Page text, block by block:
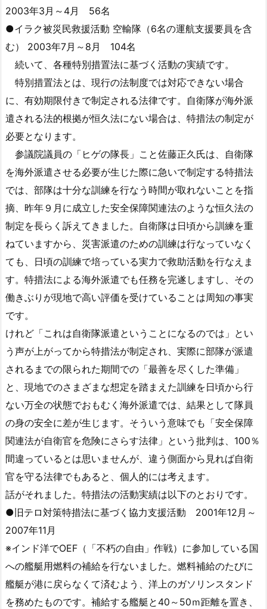
2003年3月～4月 56名
●イラク被災民救援活動 空輸隊（6名の運航支援要員を含
む） 2003年7月～8月 104名
続いて、各種特別措置法に基づく活動の実績です。
特別措置法とは、現行の法制度では対応できない場合
に、有効期限付きで制定される法律です。自衛隊が海外派
遣される法的根拠が恒久法にない場合は、特措法の制定が
必要となります。
参議院議員の「ヒゲの隊長」こと佐藤正久氏は、自衛隊
を海外派遣させる必要が生じた際に急いで制定する特措法
では、部隊は十分な訓練を行なう時間が取れないことを指
摘、昨年９月に成立した安全保障関連法のような恒久法の
制定を長らく訴えてきました。自衛隊は日頃から訓練を重
ねていますから、災害派遣のための訓練は行なっていなく
ても、日頃の訓練で培っている実力で救助活動を行なえま
す。特措法による海外派遣でも任務を完遂しますし、その
働きぶりが現地で高い評価を受けていることは周知の事実
です。
けれど「これは自衛隊派遣ということになるのでは」とい
う声が上がってから特措法が制定され、実際に部隊が派遣
されるまでの限られた期間での「最善を尽くした準備」
と、現地でのさまざまな想定を踏まえた訓練を日頃から行
ない万全の状態でおもむく海外派遣では、結果として隊員
の身の安全に差が生じます。そういう意味でも「安全保障
関連法が自衛官を危険にさらす法律」という批判は、100％
間違っているとは思いませんが、違う側面から見れば自衛
官を守る法律でもあると、個人的には考えます。
話がそれました。特措法の活動実績は以下のとおりです。
●旧テロ対策特措法に基づく協力支援活動 2001年12月～
2007年11月
※インド洋でOEF（「不朽の自由」作戦）に参加している国
への艦艇用燃料の補給を行ないました。燃料補給のたびに
艦艇が港に戻らなくて済むよう、洋上のガソリンスタンド
を務めたものです。補給する艦艇と40～50ｍ距離を置き、